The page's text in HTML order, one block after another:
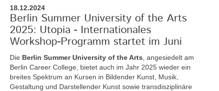
18.12.2024
Berlin Summer University of the Arts
2025: Utopia - Internationales
Workshop-Programm startet im Juni
Die Berlin Summer University of the Arts , angesiedelt am
Berlin Career College, bietet auch im Jahr 2025 wieder ein
breites Spektrum an Kursen in Bildender Kunst, Musik,
Gestaltung und Darstellender Kunst sowie transdisziplinäre